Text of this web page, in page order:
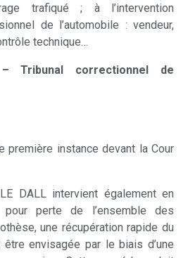
trafiqué ; à l’intervention
de l’automobile : vendeur,
technique…
Tribunal correctionnel de
première instance devant la Cour
DALL intervient également en
pour perte de l’ensemble des
une récupération rapide du
envisagée par le biais d’une